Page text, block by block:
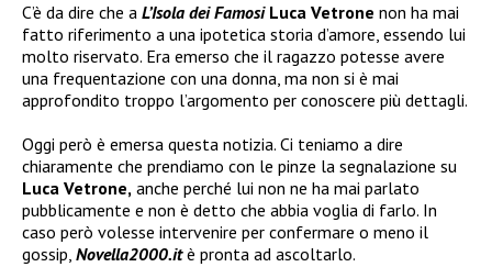
C’è da dire che a L’Isola dei Famosi Luca Vetrone non ha mai
fatto riferimento a una ipotetica storia d’amore, essendo lui
molto riservato. Era emerso che il ragazzo potesse avere
una frequentazione con una donna, ma non si è mai
approfondito troppo l’argomento per conoscere più dettagli.
Oggi però è emersa questa notizia. Ci teniamo a dire
chiaramente che prendiamo con le pinze la segnalazione su
Luca Vetrone, anche perché lui non ne ha mai parlato
pubblicamente e non è detto che abbia voglia di farlo. In
caso però volesse intervenire per confermare o meno il
gossip, Novella2000.itè pronta ad ascoltarlo.